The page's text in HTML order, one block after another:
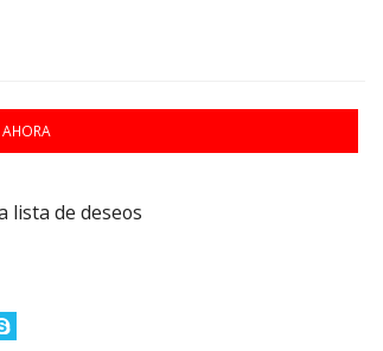
lista de deseos